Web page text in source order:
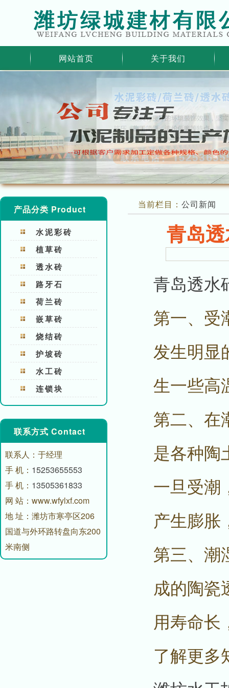
网站首页 关于我们
产品分类 Product
水泥彩砖
植草砖
透水砖
路牙石
荷兰砖
嵌草砖
烧结砖
护坡砖
水工砖
连锁块
联系方式 Contact
联系人：于经理
手 机： 15253655553
手 机： 13505361833
网 站：www.wfylxf.com
地 址：潍坊市寒亭区206
国道与外环路转盘向东200
米南侧
当前栏目： 公司新闻
青岛
青岛透水
第一、受
发生明显
生一些高
第二、在
是各种陶
一旦受潮
产生膨胀
第三、潮
成的陶瓷
用寿命长
了解更多